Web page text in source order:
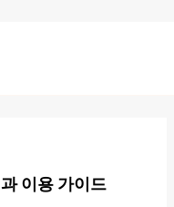
이용 가이드